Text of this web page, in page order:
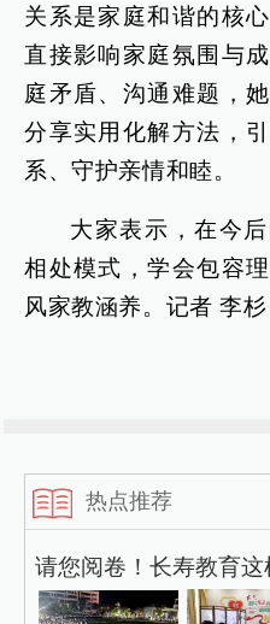
关系是家庭和谐的核
直接影响家庭氛围与
庭矛盾、沟通难题，
分享实用化解方法，
系、守护亲情和睦。
大家表示，在今
相处模式，学会包容
风家教涵养。记者 李杉
热点推荐
请您阅卷！长寿教育这